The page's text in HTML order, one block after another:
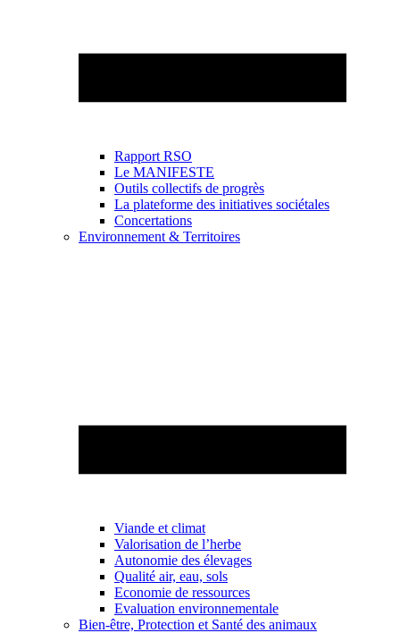
Rapport RSO
Le MANIFESTE
Outils collectifs de progrès
La plateforme des initiatives sociétales
Concertations
Environnement & Territoires
Viande et climat
Valorisation de l’herbe
Autonomie des élevages
Qualité air, eau, sols
Economie de ressources
Evaluation environnementale
Bien-être, Protection et Santé des animaux